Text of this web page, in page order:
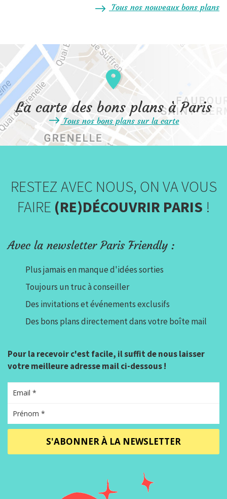
Tous nos nouveaux bons plans
La carte des bons plans à Paris
Tous nos bons plans sur la carte
RESTEZ AVEC NOUS, ON VA VOUS
FAIRE (RE)DÉCOUVRIR PARIS !
Avec la newsletter Paris Friendly :
Plus jamais en manque d'idées sorties
Toujours un truc à conseiller
Des invitations et événements exclusifs
Des bons plans directement dans votre boîte mail
Pour la recevoir c'est facile, il suffit de nous laisser
votre meilleure adresse mail ci-dessous !
S'ABONNER À LA NEWSLETTER